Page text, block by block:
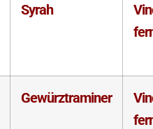
Syrah
Gewürztraminer